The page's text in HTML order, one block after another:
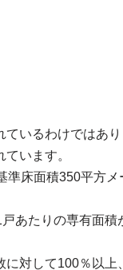
いるわけではあり
います。
床面積350平方
あたりの専有面積
対して100％以上